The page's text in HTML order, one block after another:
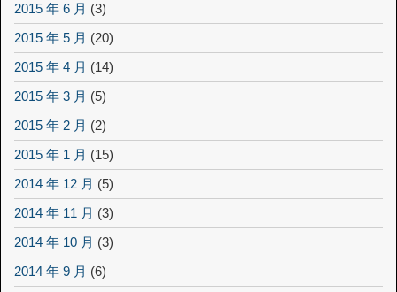
2015 年 6 月 (3)
2015 年 5 月 (20)
2015 年 4 月 (14)
2015 年 3 月 (5)
2015 年 2 月 (2)
2015 年 1 月 (15)
2014 年 12 月 (5)
2014 年 11 月 (3)
2014 年 10 月 (3)
2014 年 9 月 (6)